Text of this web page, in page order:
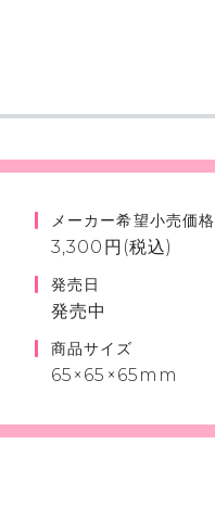
メーカー希望小売価格
3,300円(税込)
発売日
発売中
商品サイズ
65×65×65mm